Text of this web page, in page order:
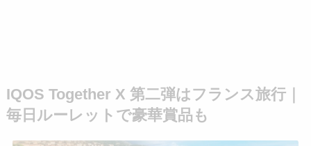
IQOS Together X 第二弾はフランス旅行｜
毎日ルーレットで豪華賞品も